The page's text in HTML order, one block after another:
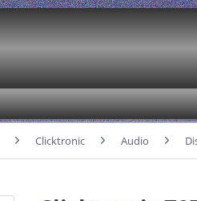
Clicktronic Audio